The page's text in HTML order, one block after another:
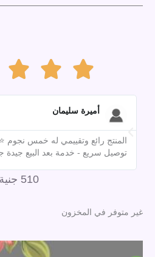



أميرة سليمان
المنتج رائع وتقييمي له خمس نجوم
توصيل سريع - خدمة بعد البيع جيدة
510 جنية
غير متوفر في المخزون